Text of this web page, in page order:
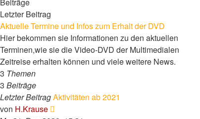
Letzter Beitrag
Aktuelle Termine und Infos zum Erhalt der DVD
Hier bekommen sie Informationen zu den aktuellen
Terminen,wie sie die Video-DVD der Multimedialen
Zeitreise erhalten können und viele weitere News.
3 Themen
3 Beiträge
Letzter BeitragAktivitäten ab 2021
von H.Krause